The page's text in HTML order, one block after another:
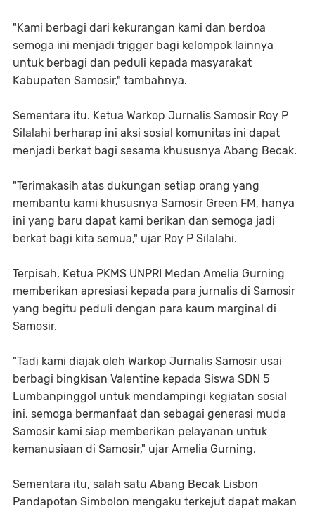
"Kami berbagi dari kekurangan kami dan berdoa
semoga ini menjadi trigger bagi kelompok lainnya
untuk berbagi dan peduli kepada masyarakat
Kabupaten Samosir," tambahnya.
Sementara itu. Ketua Warkop Jurnalis Samosir Roy P
Silalahi berharap ini aksi sosial komunitas ini dapat
menjadi berkat bagi sesama khususnya Abang Becak.
"Terimakasih atas dukungan setiap orang yang
membantu kami khususnya Samosir Green FM, hanya
ini yang baru dapat kami berikan dan semoga jadi
berkat bagi kita semua," ujar Roy P Silalahi.
Terpisah, Ketua PKMS UNPRI Medan Amelia Gurning
memberikan apresiasi kepada para jurnalis di Samosir
yang begitu peduli dengan para kaum marginal di
Samosir.
"Tadi kami diajak oleh Warkop Jurnalis Samosir usai
berbagi bingkisan Valentine kepada Siswa SDN 5
Lumbanpinggol untuk mendampingi kegiatan sosial
ini, semoga bermanfaat dan sebagai generasi muda
Samosir kami siap memberikan pelayanan untuk
kemanusiaan di Samosir," ujar Amelia Gurning.
Sementara itu, salah satu Abang Becak Lisbon
Pandapotan Simbolon mengaku terkejut dapat makan